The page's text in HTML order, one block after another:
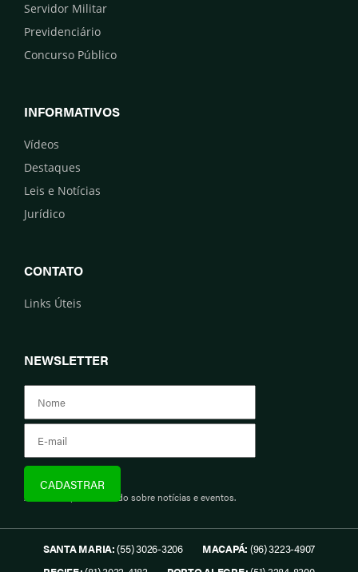
Servidor Militar
Previdenciário
Concurso Público
INFORMATIVOS
Vídeos
Destaques
Leis e Notícias
Jurídico
CONTATO
Links Úteis
NEWSLETTER
Assine e fique informado sobre notícias e eventos.
SANTA MARIA:(55) 3026-3206 MACAPÁ: (96) 3223-4907